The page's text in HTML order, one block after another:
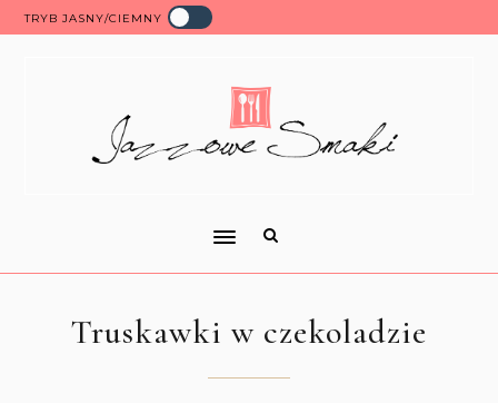
TRYB JASNY/CIEMNY
Truskawki w czekoladzie